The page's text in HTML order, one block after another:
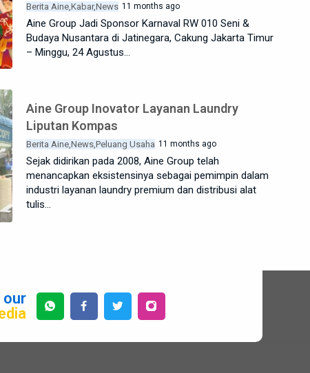
Berita Aine Kabar News 11 months ago
Aine Group Jadi Sponsor Karnaval RW 010 Seni &
Budaya Nusantara di Jatinegara, Cakung Jakarta Timur
– Minggu, 24 Agustus…
Aine Group Inovator Layanan Laundry
Liputan Kompas
Berita Aine News Peluang Usaha 11 months ago
Sejak didirikan pada 2008, Aine Group telah
menancapkan eksistensinya sebagai pemimpin dalam
industri layanan laundry premium dan distribusi alat
tulis…